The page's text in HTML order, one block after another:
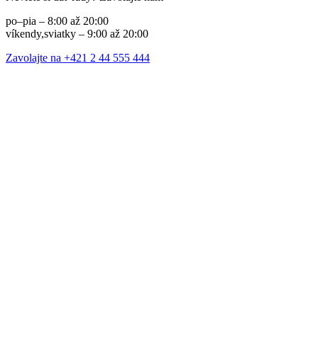
po–pia – 8:00 až 20:00
víkendy,sviatky – 9:00 až 20:00
Zavolajte na +421 2 44 555 444